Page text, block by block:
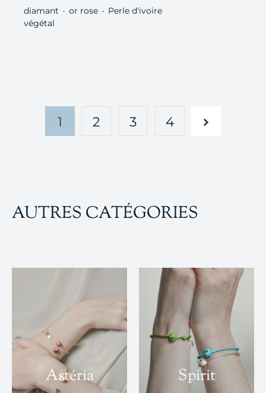
diamant ・ or rose ・ Perle d'ivoire
végétal
1 2 3 4
AUTRES CATÉGORIES
Astéria Spirit